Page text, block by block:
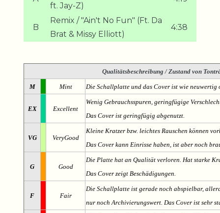
ft. Jay-Z)
B
Remix / "Ain't No Fun" (Ft. Da
Brat & Missy Elliott)
4:38
Qualitätsbeschreibung / Zustand von
M Mint Die Schallplatte und das Cover ist wie
EX Excellent
Wenig Gebrauchsspuren, geringfügige
Das Cover ist geringfügig abgenutzt.
VG VeryGood
Kleine Kratzer bzw. leichtes Rauschen können
Das Cover kann Einrisse haben, ist aber noch
G Good
Die Platte hat an Qualität verloren. Hat starke
Das Cover zeigt Beschädigungen.
F Fair
Die Schallplatte ist gerade noch abspielbar,
nur noch Archivierungswert. Das Cover ist sehr